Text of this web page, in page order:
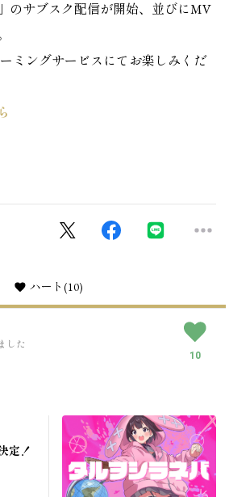
のサブスク配信が開始、並びにMV
ミングサービスにてお楽しみくだ
ハート (10)
した
10
定！